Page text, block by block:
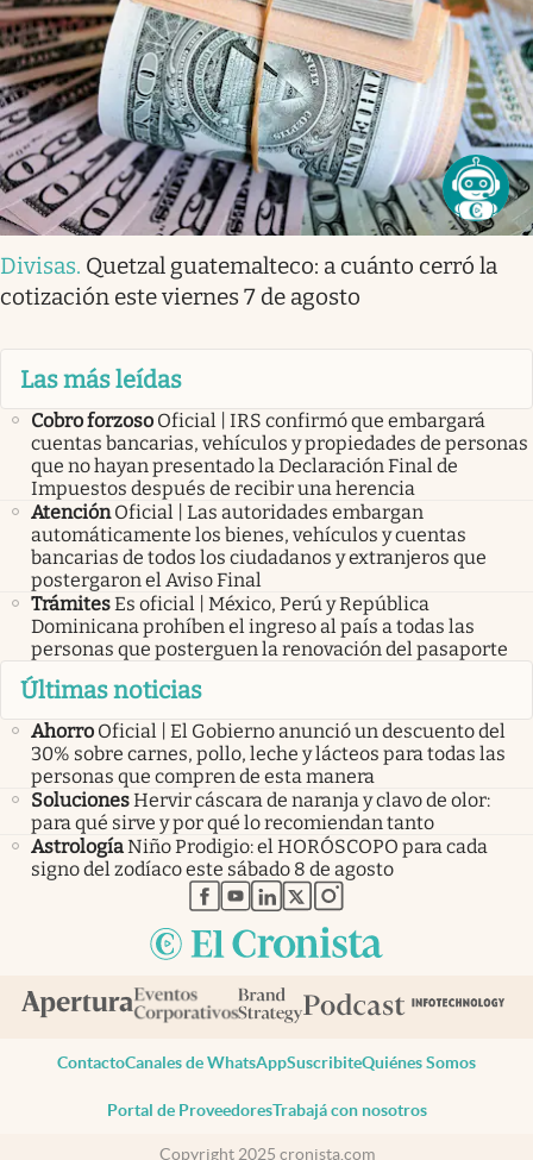
Divisas. Quetzal guatemalteco: a cuánto cerró la
cotización este viernes 7 de agosto
Las más leídas
Cobro forzoso Oficial | IRS confirmó que embargará
cuentas bancarias, vehículos y propiedades de personas
que no hayan presentado la Declaración Final de
Impuestos después de recibir una herencia
Atención Oficial | Las autoridades embargan
automáticamente los bienes, vehículos y cuentas
bancarias de todos los ciudadanos y extranjeros que
postergaron el Aviso Final
TrámitesEs oficial | México, Perú y República
Dominicana prohíben el ingreso al país a todas las
personas que posterguen la renovación del pasaporte
Últimas noticias
Ahorro Oficial | El Gobierno anunció un descuento del
30% sobre carnes, pollo, leche y lácteos para todas las
personas que compren de esta manera
SolucionesHervir cáscara de naranja y clavo de olor:
para qué sirve y por qué lo recomiendan tanto
AstrologíaNiño Prodigio: el HORÓSCOPO para cada
signo del zodíaco este sábado 8 de agosto
abre en nueva pestaña
abre en nueva pestaña
abre en nueva pestaña
abre en nueva pestaña
abre en nueva pestaña
ContactoCanales de WhatsAppSuscribiteQuiénes Somos
Portal de ProveedoresTrabajá con nosotros
Copyright 2025 cronista.com